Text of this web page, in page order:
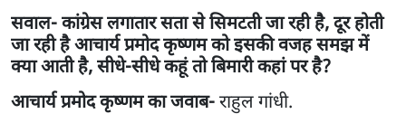
सवाल- कांग्रेस लगातार सता से सिमटती जा रही है, दूर होती
जा रही है आचार्य प्रमोद कृष्णम को इसकी वजह समझ में
क्या आती है, सीधे-सीधे कहूं तो बिमारी कहां पर है?
आचार्य प्रमोद कृष्णम का जवाब-राहुल गांधी.